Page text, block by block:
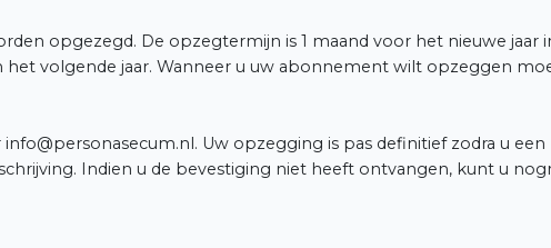
opgezegd. De opzegtermijn is 1 maand voor het nieuwe jaar
volgende jaar. Wanneer u uw abonnement wilt opzeggen
Uw opzegging is pas definitief zodra u
Indien u de bevestiging niet heeft ontvangen, kunt u